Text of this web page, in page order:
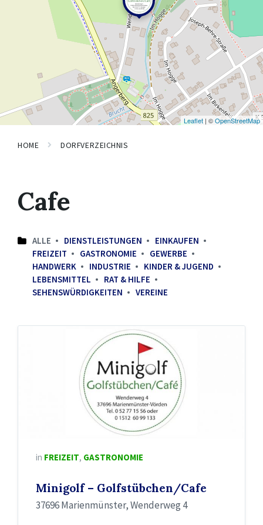
Leaflet | ©OpenStreetMap
HOME DORFVERZEICHNIS
Cafe
ALLE DIENSTLEISTUNGEN
EINKAUFEN
FREIZEIT
GASTRONOMIE
GEWERBE
HANDWERK
INDUSTRIE
KINDER & JUGEND
LEBENSMITTEL
RAT & HILFE
SEHENSWÜRDIGKEITEN
VEREINE
in FREIZEIT, GASTRONOMIE
Minigolf – Golfstübchen/Cafe
37696 Marienmünster, Wenderweg 4